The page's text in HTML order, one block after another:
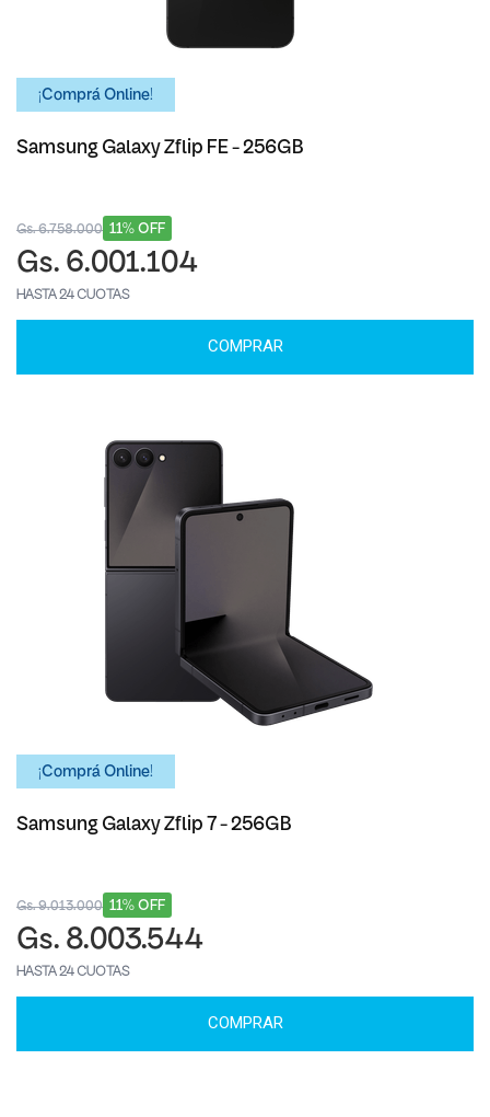
¡Comprá Online!
Samsung Galaxy Zflip FE - 256GB
11% OFF
Gs. 6.758.000
Gs. 6.001.104
HASTA 24 CUOTAS
COMPRAR
¡Comprá Online!
Samsung Galaxy Zflip 7 - 256GB
11% OFF
Gs. 9.013.000
Gs. 8.003.544
HASTA 24 CUOTAS
COMPRAR